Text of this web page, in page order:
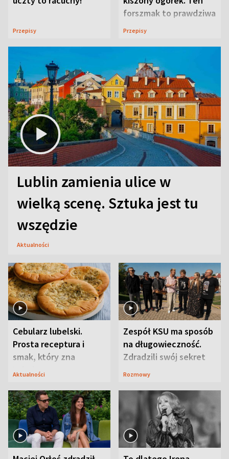
Przepisy
forszmak to prawdziwa
uczta
Przepisy
Lublin zamienia ulice w
wielką scenę. Sztuka jest tu
wszędzie
Aktualności
Cebularz lubelski.
Prosta receptura i
smak, który zna
Lubelszczyzna
Aktualności
Zespół KSU ma sposób
na długowieczność.
Zdradzili swój sekret
Rozmowy